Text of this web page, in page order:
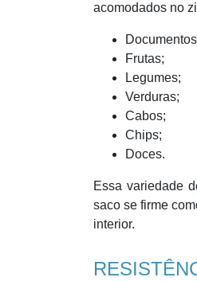
acomodados no
Frutas;
Legumes;
Verduras;
Cabos;
Chips;
Doces.
Essa variedade
saco se firme
interior.